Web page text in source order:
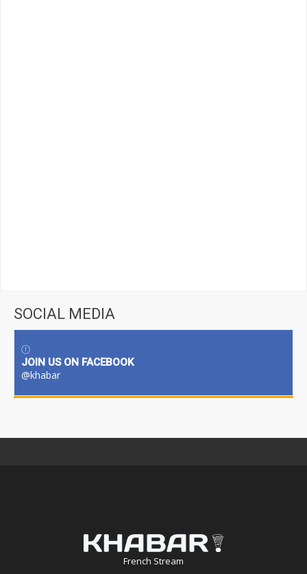
SOCIAL MEDIA
JOIN US ON FACEBOOK
@khabar
French Stream